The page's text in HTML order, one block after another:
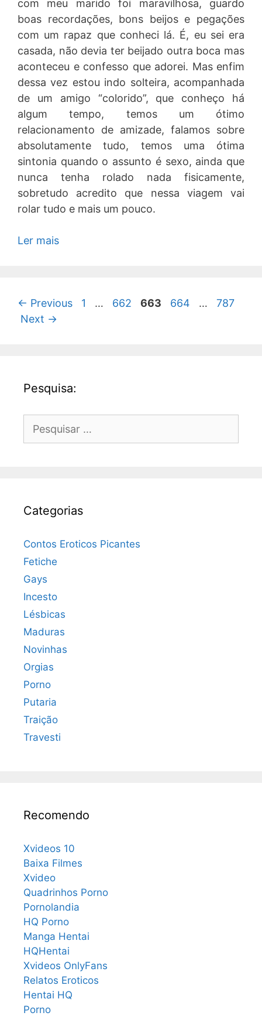
com meu marido foi maravilhosa, guardo
boas recordações, bons beijos e pegações
com um rapaz que conheci lá. É, eu sei era
casada, não devia ter beijado outra boca mas
aconteceu e confesso que adorei. Mas enfim
dessa vez estou indo solteira, acompanhada
de um amigo “colorido”, que conheço há
algum tempo, temos um ótimo
relacionamento de amizade, falamos sobre
absolutamente tudo, temos uma ótima
sintonia quando o assunto é sexo, ainda que
nunca tenha rolado nada fisicamente,
sobretudo acredito que nessa viagem vai
rolar tudo e mais um pouco.
Ler mais
← Previous Page
1 … Page
662 Page
663 Page
664 … Page
787
Next →
Pesquisa:
por:
Categorias
Contos Eroticos Picantes
Fetiche
Gays
Incesto
Lésbicas
Maduras
Novinhas
Orgias
Porno
Putaria
Traição
Travesti
Recomendo
Xvideos 10
Baixa Filmes
Xvideo
Quadrinhos Porno
Pornolandia
HQ Porno
Manga Hentai
HQHentai
Xvideos OnlyFans
Relatos Eroticos
Hentai HQ
Porno